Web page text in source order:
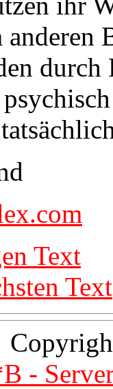
anderen
durch
Text
Text
-